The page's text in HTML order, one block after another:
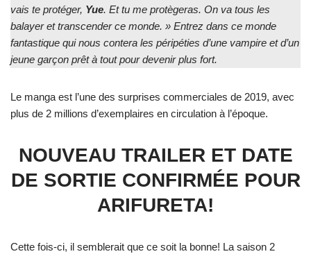
vais te protéger, Yue. Et tu me protègeras. On va tous les
balayer et transcender ce monde. » Entrez dans ce monde
fantastique qui nous contera les péripéties d’une vampire et d’un
jeune garçon prêt à tout pour devenir plus fort.
Le manga est l’une des surprises commerciales de 2019, avec
plus de 2 millions d’exemplaires en circulation à l’époque.
NOUVEAU TRAILER ET DATE
DE SORTIE CONFIRMÉE POUR
ARIFURETA!
Cette fois-ci, il semblerait que ce soit la bonne! La saison 2